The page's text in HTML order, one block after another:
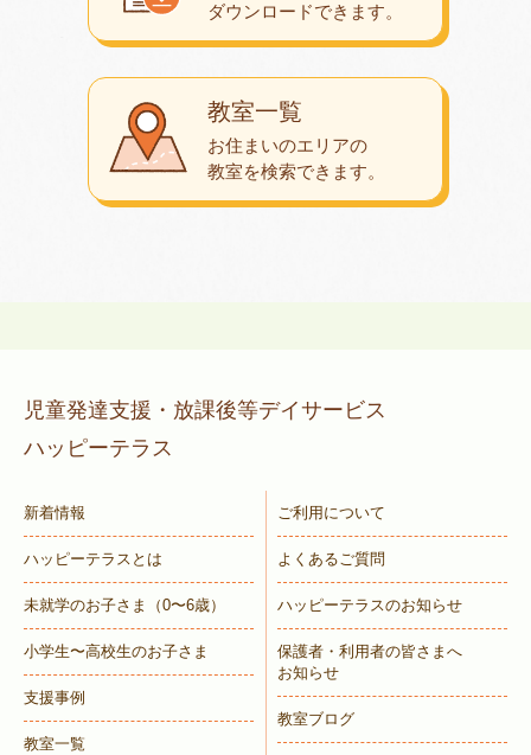
教室一覧
お住まいのエリアの
教室を検索できます。
ダウンロードできます。
児童発達支援・放課後等デイサービス
ハッピーテラス
新着情報
ハッピーテラスとは
未就学のお子さま （0〜6歳）
小学生〜高校生のお子さま
支援事例
教室一覧
ご利用について
よくあるご質問
ハッピーテラスのお知らせ
保護者・利用者の皆さまへ
お知らせ
教室ブログ